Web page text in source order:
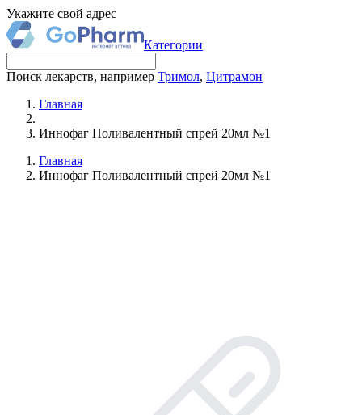
Укажите свой адрес
Категории
Поиск лекарств, например Тримол, Цитрамон
Главная
Иннофаг Поливалентный спрей 20мл №1
Главная
Иннофаг Поливалентный спрей 20мл №1